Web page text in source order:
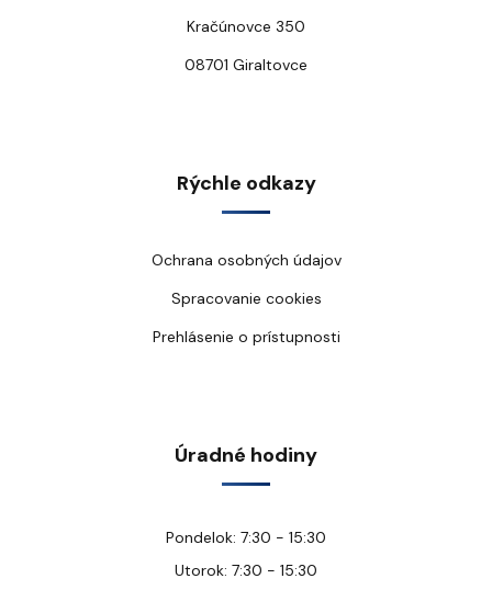
Kračúnovce 350
08701 Giraltovce
Rýchle odkazy
Ochrana osobných údajov
Spracovanie cookies
Prehlásenie o prístupnosti
Úradné hodiny
Pondelok: 7:30 - 15:30
Utorok: 7:30 - 15:30